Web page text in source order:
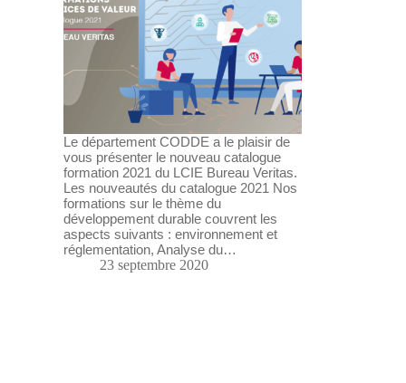
Le département CODDE a le plaisir de
vous présenter le nouveau catalogue
formation 2021 du LCIE Bureau Veritas.
Les nouveautés du catalogue 2021 Nos
formations sur le thème du
développement durable couvrent les
aspects suivants : environnement et
réglementation, Analyse du…
23 septembre 2020